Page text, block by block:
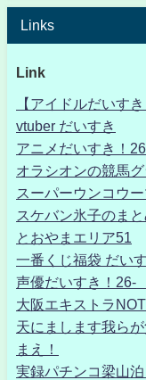
Links
Link
【アイドルだいす
vtuber だいすき
アニメだいすき！
オラシオンの競馬グ
スーパーウンコウ
スケバン氷子のまと
とおやまエリア51
一番くじ福袋 だい
声優だいすき！
大阪エキストラ
天にまします我ら
まえ！
実録パチンコ梁山